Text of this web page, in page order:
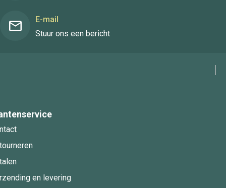
E-mail
Stuur ons een bericht
en levering